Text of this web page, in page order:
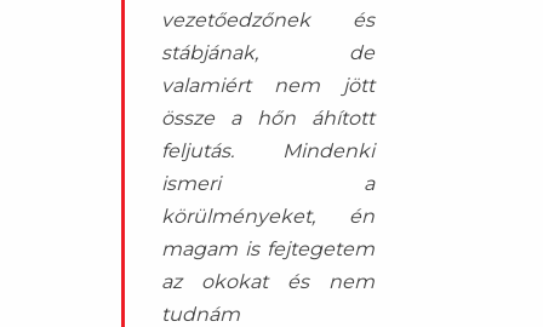
vezetőedzőnek és
stábjának, de
valamiért nem jött
össze a hőn áhított
feljutás. Mindenki
ismeri a
körülményeket, én
magam is fejtegetem
az okokat és nem
tudnám